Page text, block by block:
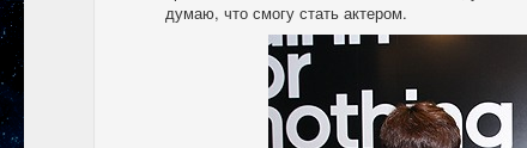
думаю, что смогу стать актером.